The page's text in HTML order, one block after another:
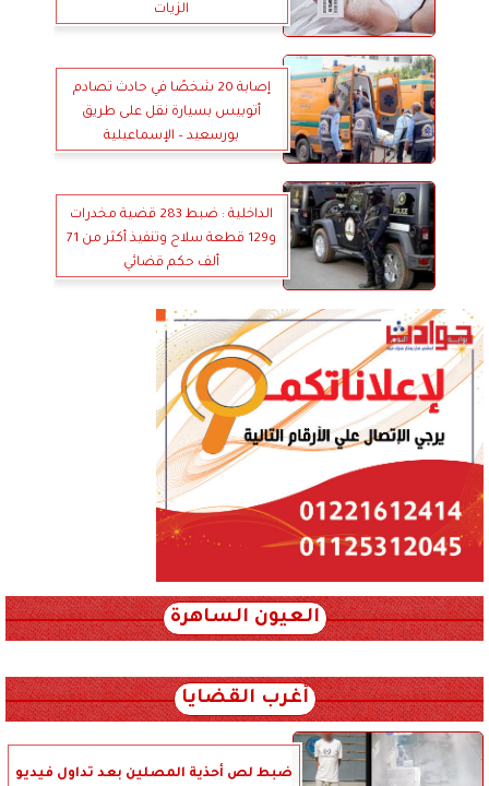
الزيات
إصابة 20 شخصًا في حادث تصادم
أتوبيس بسيارة نقل على طريق
بورسعيد – الإسماعيلية
الداخلية : ضبط 283 قضية مخدرات
و129 قطعة سلاح وتنفيذ أكثر من 71
ألف حكم قضائي
العيون الساهرة
أغرب القضايا
ضبط لص أحذية المصلين بعد تداول فيديو